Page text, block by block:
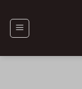
naar
inhoud